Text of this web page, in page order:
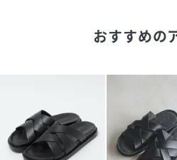
店舗へお問い合わせの際は、全
性別タイプ
原産国
おすすめの